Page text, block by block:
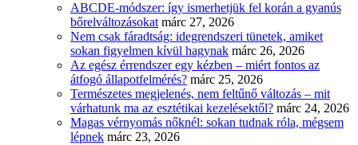
ABCDE‑módszer: így ismerhetjük fel korán a gyanús
bőrelváltozásokat márc 27, 2026
Nem csak fáradtság: idegrendszeri tünetek, amiket
sokan figyelmen kívül hagynak márc 26, 2026
Az egész érrendszer egy kézben – miért fontos az
átfogó állapotfelmérés? márc 25, 2026
Természetes megjelenés, nem feltűnő változás – mit
várhatunk ma az esztétikai kezelésektől? márc 24, 2026
Magas vérnyomás nőknél: sokan tudnak róla, mégsem
lépnek márc 23, 2026